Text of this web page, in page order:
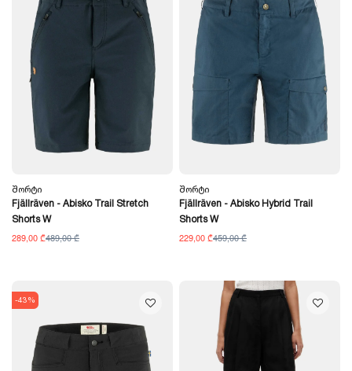
Შორტი
Fjällräven - Abisko Trail Stretch
Shorts W
289,00 ₾489,00 ₾
Შორტი
Fjällräven - Abisko Hybrid Trail
Shorts W
229,00 ₾459,00 ₾
-43%